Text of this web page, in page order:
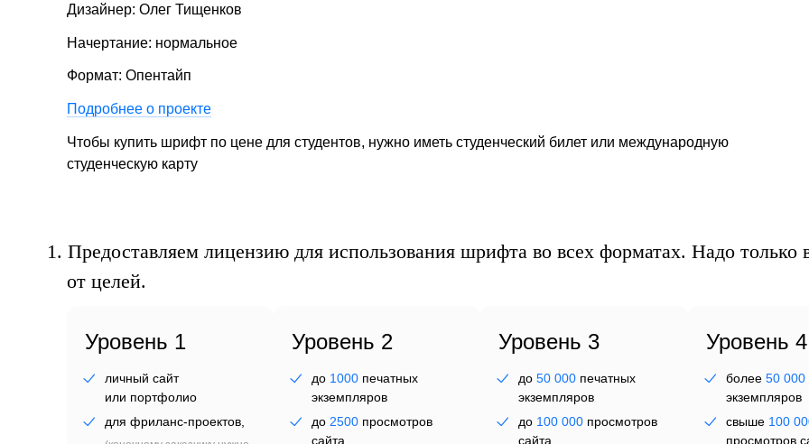
Дизайнер: Олег Тищенков
Начертание: нормальное
Формат: Опентайп
Подробнее о проекте
Чтобы купить шрифт по цене для студентов, нужно иметь студенческий билет или международную
студенческую карту
1. Предоставляем лицензию для использования шрифта во всех форматах. Надо только
от целей.
Уровень 1
личный сайт
или портфолио
для фриланс-проектов,
Уровень 2
до 1000 печатных
экземпляров
до 2500 просмотров
сайта
Уровень 3
до50 000 печатных
экземпляров
до 100 000 просмотров
сайта
Уровень 4
более 50 000
экземпляров
свыше 100
просмотров